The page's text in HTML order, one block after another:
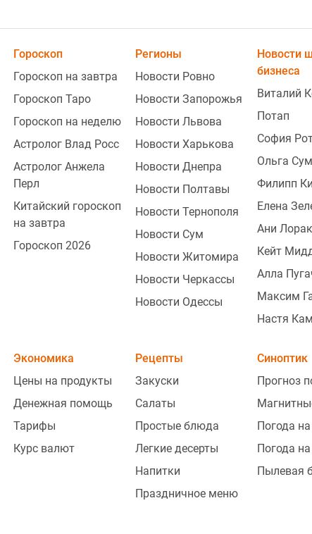
Гороскоп
Гороскоп на завтра
Гороскоп Таро
Гороскоп на неделю
Астролог Влад Росс
Астролог Анжела
Перл
Китайский гороскоп
на завтра
Гороскоп 2026
Регионы
Новости Ровно
Новости Запорожья
Новости Львова
Новости Харькова
Новости Днепра
Новости Полтавы
Новости Тернополя
Новости Сум
Новости Житомира
Новости Черкассы
Новости Одессы
Новости
бизнеса
Виталий
Потап
София
Ольга
Филипп
Елена
Ани Лорак
Кейт
Алла
Максим
Настя
Экономика
Цены на продукты
Денежная помощь
Тарифы
Курс валют
Рецепты
Закуски
Салаты
Простые блюда
Легкие десерты
Напитки
Праздничное меню
Синоптик
Прогноз
Погода
Погода
Пылевая